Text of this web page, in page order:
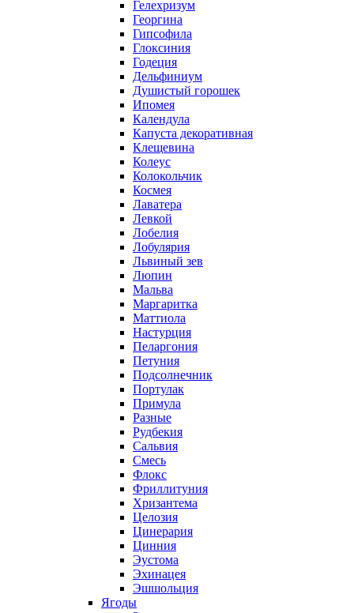
Гелехризум
Георгина
Гипсофила
Глоксиния
Годеция
Дельфиниум
Душистый горошек
Ипомея
Календула
Капуста декоративная
Клещевина
Колеус
Колокольчик
Космея
Лаватера
Левкой
Лобелия
Лобулярия
Львиный зев
Люпин
Мальва
Маргаритка
Маттиола
Настурция
Пеларгония
Петуния
Подсолнечник
Портулак
Примула
Разные
Рудбекия
Сальвия
Смесь
Флокс
Фриллитуния
Хризантема
Целозия
Цинерария
Цинния
Эустома
Эхинацея
Эшшольция
Ягоды